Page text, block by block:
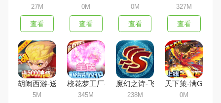
27M
查看
0M
查看
0M
查看
327M
查看
胡闹西游-送5000真充（定制版）
5M
校花梦工厂-极品校花全送
345M
魔幻之诗-飞升版
238M
天下策-满GM十
0M